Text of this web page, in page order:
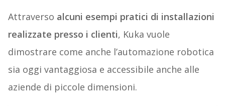
Attraverso alcuni esempi pratici di installazioni
realizzate presso i clienti, Kuka vuole
dimostrare come anche l’automazione robotica
sia oggi vantaggiosa e accessibile anche alle
aziende di piccole dimensioni.